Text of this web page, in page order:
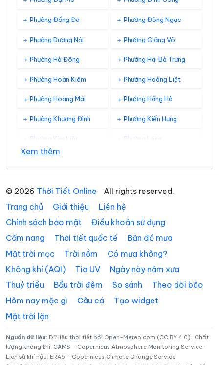
Phường Đống Đa Phường Đông Ngạc
Phường Dương Nội Phường Giảng Võ
Phường Hà Đông Phường Hai Bà Trưng
Phường Hoàn Kiếm Phường Hoàng Liệt
Phường Hoàng Mai Phường Hồng Hà
Phường Khương Đình Phường Kiến Hưng
Phường Kim Liên Phường Láng
Phường Phú Diễn
Phường Phú Lương Phường Phú Thượng
Phường Phúc Lợi Phường Phương Liệt
Phường Sơn Tây Phường Tây Hồ
Phường Thanh Liệt Phường Thanh Xuân
Phường Thượng Cát
Phường Tùng Thiện Phường Tương Mai
Phường Văn Miếu –
Phường Việt Hưng
Xem thêm
© 2026 Thời Tiết Online
All rights reserved.
Trang chủ
Giới thiệu
Liên hệ
Chính sách bảo mật
Điều khoản sử dụng
Cẩm nang
Thời tiết quốc tế
Bản đồ mưa
Mặt trời mọc
Trời nồm
Có mưa không?
Không khí (AQI)
Tia UV
Ngày này năm xưa
Thuỷ triều
Bầu trời đêm So sánh
Theo dõi bão
Hôm nay mặc gì
Câu cá
Tạo widget
Mặt trời lặn
Nguồn dữ liệu: Dữ liệu thời tiết bởi Open-Meteo.com (CC BY 4.0) · Chất
lượng không khí: CAMS – Copernicus Atmosphere Monitoring Service ·
Lịch sử khí hậu: ERA5 – Copernicus Climate Change Service